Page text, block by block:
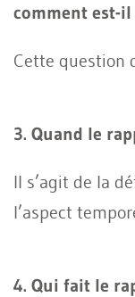
comment est-
Cette question
3. Quand le
Il s’agit de la
l’aspect
4. Qui fait le